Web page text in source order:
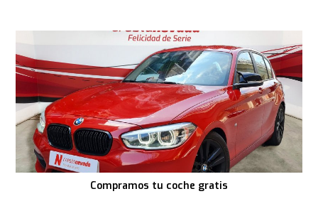
Compramos tu coche gratis